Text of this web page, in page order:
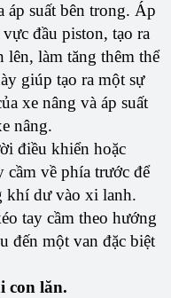
áp suất bên trong. Áp
đầu piston, tạo ra
làm tăng thêm thể
giúp tạo ra một sự
xe nâng và áp suất
nâng.
điều khiển hoặc
cầm về phía trước để
khí dư vào xi lanh.
tay cầm theo hướng
đến một van đặc biệt
con lăn.